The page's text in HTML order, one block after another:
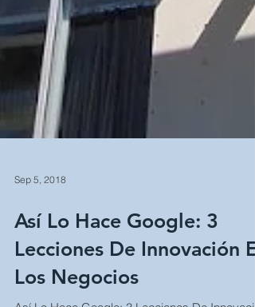
Así Lo Hace Google: 3
Lecciones De Innovación